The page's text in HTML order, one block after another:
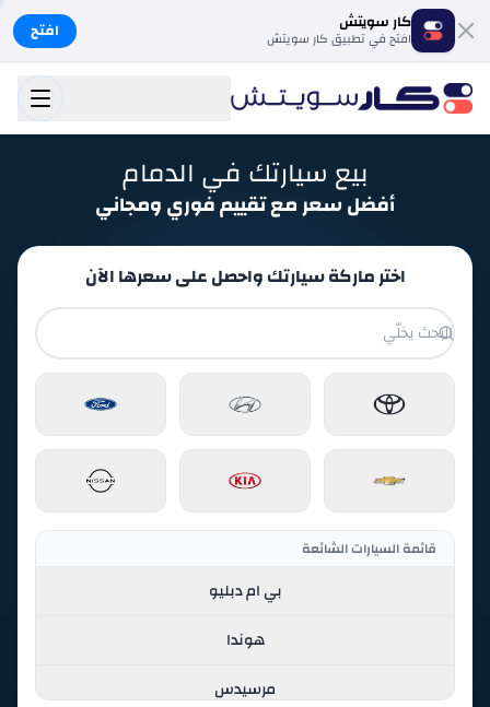
كار سويتش
افتح في تطبيق كار سويتش افتح
بيع سيارتك في الدمام
أفضل سعر مع تقييم فوري ومجاني
اختر ماركة سيارتك واحصل على سعرها الآن
قائمة السيارات الشائعة
بي ام دبليو
هوندا
مرسيدس